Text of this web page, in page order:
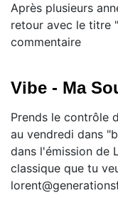
Après plusieurs
retour avec le titre
commentaire
Vibe - Ma
Prends le contrôle
au vendredi dans
dans l'émission de
classique que tu